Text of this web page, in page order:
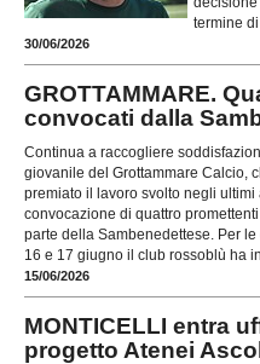
termine
30/06/2026
GROTTAMMARE.
convocati dalla
Continua a raccogliere
giovanile del Grottammare Calcio,
premiato il lavoro svolto negli ultimi
convocazione di quattro
parte della Sambenedettese. Per le
16 e 17 giugno il club rossoblù ha
15/06/2026
MONTICELLI entra
progetto Atenei